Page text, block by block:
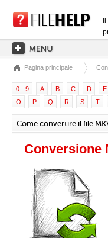
PAGINA PRINCIPALE
CATEGORIE DELLE
CATEGORIE DEI
FILE DLL
CONVERSIONI DI FILE
SOFTWARE
Pagina principale
0 - 9 A B C D E
O
P Q R S T
Come convertire il file
Conversione